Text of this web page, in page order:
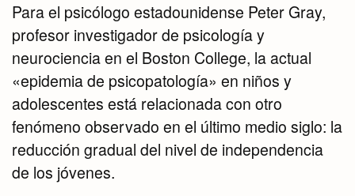
Para el psicólogo estadounidense Peter Gray,
profesor investigador de psicología y
neurociencia en el Boston College, la actual
«epidemia de psicopatología» en niños y
adolescentes está relacionada con otro
fenómeno observado en el último medio siglo: la
reducción gradual del nivel de independencia
de los jóvenes.